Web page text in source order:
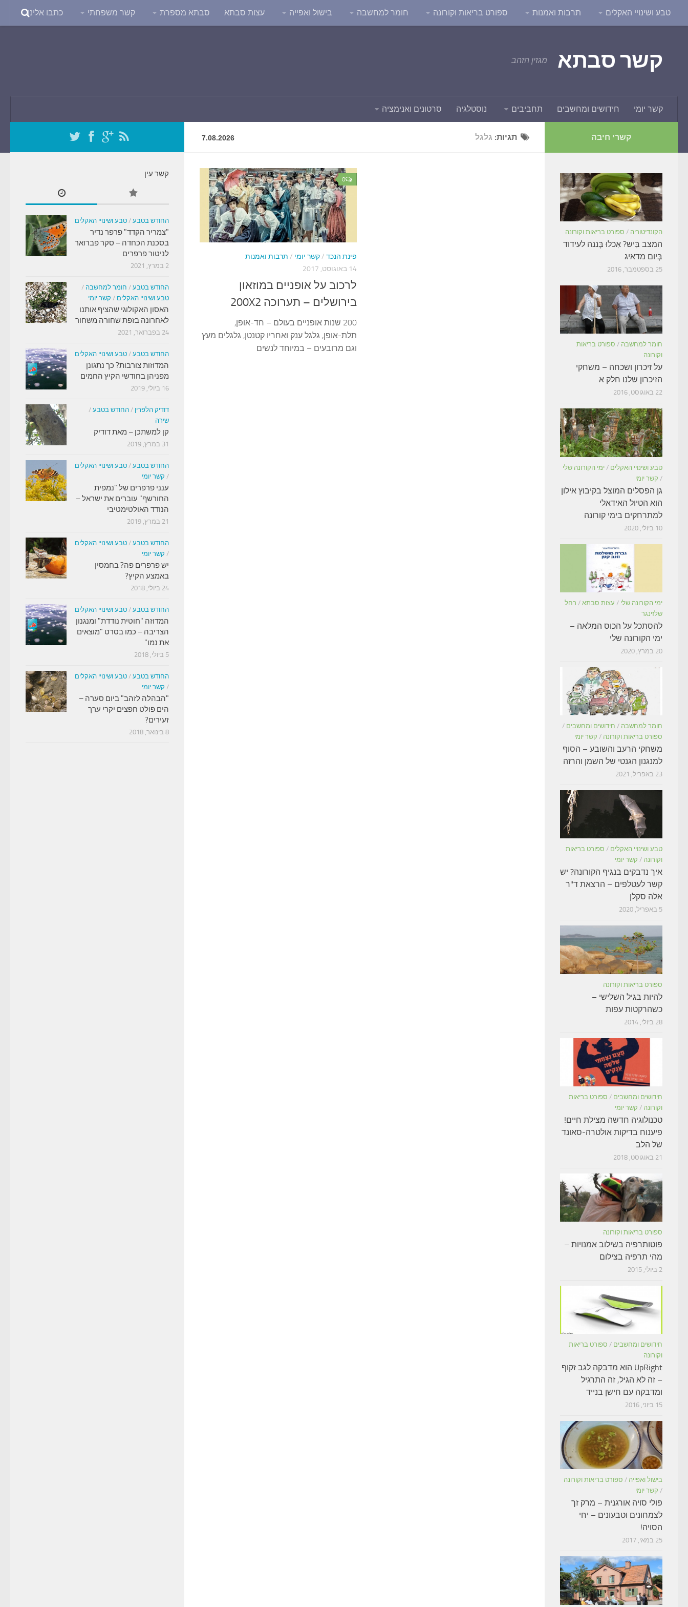
טבע ושינויי האקלים תרבות ואמנות ספורט בריאות וקורונה חומר למחשבה בישול ואפייה עצות סבתא סבתא מספרת קשר משפחתי כתבו אלינו
קשר סבתא מגזין הזהב
קשר יומי חידושים ומחשבים תחביבים נוסטלגיה סרטונים ואנימציה
תגיות: גלגל 7.08.2026
0
פינת הנכד /קשר יומי / תרבות ואמנות
14 באוגוסט, 2017
לרכוב על אופניים במוזאון
בירושלים – תערוכה 200X2
200 שנות אופניים בעולם – חד-אופן,
תלת-אופן, גלגל ענק ואחריו קטנטן, גלגלים מעץ
וגם מרובעים – במיוחד לנשים
קשר עין
החודש בטבע / טבע ושינויי האקלים
"צמריר הקדד" פרפר נדיר
בסכנת הכחדה – סקר פברואר
לניטור פרפרים
2 במרץ, 2021
החודש בטבע / חומר למחשבה /
טבע ושינויי האקלים / קשר יומי
האסון האקולוגי שהציף אותנו
לאחרונה בזפת שחורה משחור
24 בפברואר, 2021
החודש בטבע / טבע ושינויי האקלים
המדוזות צורבות? כך נתגונן
מפניהן בחודשי הקיץ החמים
16 ביולי, 2019
דודיק הלפרין / החודש בטבע /
שירה
קן למשתכן – מאת דודיק
31 במרץ, 2019
החודש בטבע / טבע ושינויי האקלים
/ קשר יומי
ענני פרפרים של "נמפית
החורשף" עוברים את ישראל –
הנודד האולטימטיבי
21 במרץ, 2019
החודש בטבע / טבע ושינויי האקלים
/ קשר יומי
יש פרפרים פה? בחמסין
באמצע הקיץ?
24 ביולי, 2018
החודש בטבע / טבע ושינויי האקלים
המדוזה "חוטית נודדת" ומנגנון
הצריבה – כמו בסרט "מוצאים
את נמו"
5 ביולי, 2018
החודש בטבע / טבע ושינויי האקלים
/ קשר יומי
"הבהלה לזהב" ביום סערה –
הים פולט חפצים יקרי ערך
זעירים?
8 בינואר, 2018
קשרי חיבה
הקונדיטוריה / ספורט בריאות וקורונה
המצב בִּיש? אִכלוּ בָּננה לעידוד
בְּיום מדאיג
25 בספטמבר, 2016
חומר למחשבה / ספורט בריאות
וקורונה
על זיכרון ושכחה – משחקי
הזיכרון שלנו חלק א
22 באוגוסט, 2016
טבע ושינויי האקלים / ימי הקורונה שלי
/ קשר יומי
גן הפסלים המוצל בקיבוץ אילון
הוא הטיול האידאלי
למתרחקים בימי קורונה
10 ביולי, 2020
ימי הקורונה שלי / עצות סבתא / רחל
שלזינגר
להסתכל על הכוס המלאה –
ימי הקורונה שלי
20 במרץ, 2020
חומר למחשבה / חידושים ומחשבים /
ספורט בריאות וקורונה / קשר יומי
משחקי הרעב והשובע – הסוף
למנגנון הגנטי של השמן והרזה
23 באפריל, 2021
טבע ושינויי האקלים / ספורט בריאות
וקורונה / קשר יומי
איך נדבקים בנגיף הקורונה? יש
קשר לעטלפים – הרצאת ד"ר
אלה סקלן
5 באפריל, 2020
ספורט בריאות וקורונה
להיות בגיל השלישי –
כשהרקטות עפות
28 ביולי, 2014
חידושים ומחשבים / ספורט בריאות
וקורונה / קשר יומי
טכנולוגיה חדשה מצילת חיים!
פיענוח בדיקות אולטרה-סאונד
של הלב
21 באוגוסט, 2018
ספורט בריאות וקורונה
פוטותרפיה בשילוב אמנויות –
מהי תרפיה בצילום
2 ביולי, 2015
חידושים ומחשבים / ספורט בריאות
וקורונה
UpRight הוא מדבקה לגב זקוף
– זה לא הגיל, זה התרגיל
ומדבקה עם חישן בנייד
15 ביוני, 2016
בישול ואפייה / ספורט בריאות וקורונה
/ קשר יומי
פולי סויה אורגנית – מרק זך
לצמחונים וטבעונים – יחי
הסויה!
25 במאי, 2017